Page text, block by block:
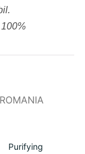
Purifying